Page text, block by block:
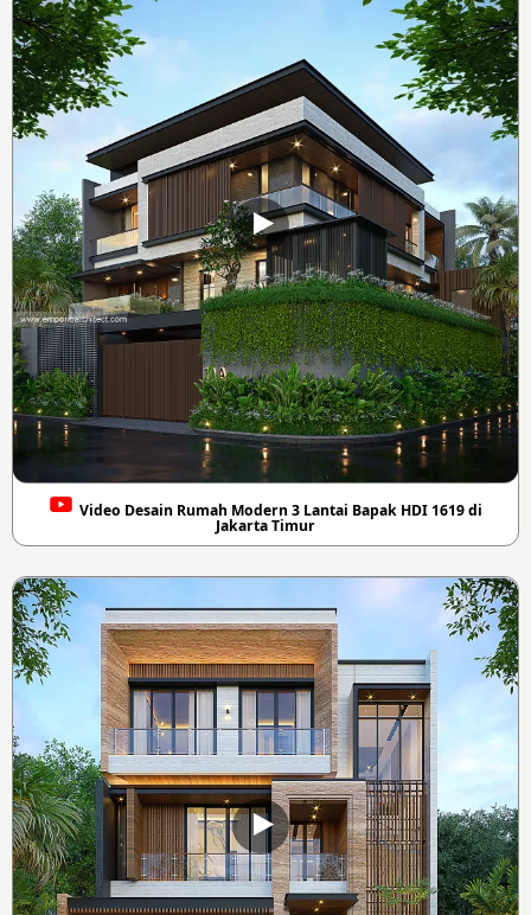
Video Desain Rumah Modern 3 Lantai Bapak HDI 1619 di
Jakarta Timur